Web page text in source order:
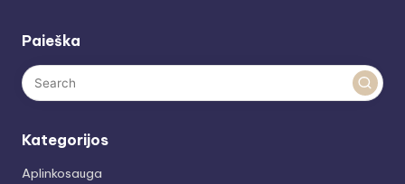
Paieška
Kategorijos
Aplinkosauga